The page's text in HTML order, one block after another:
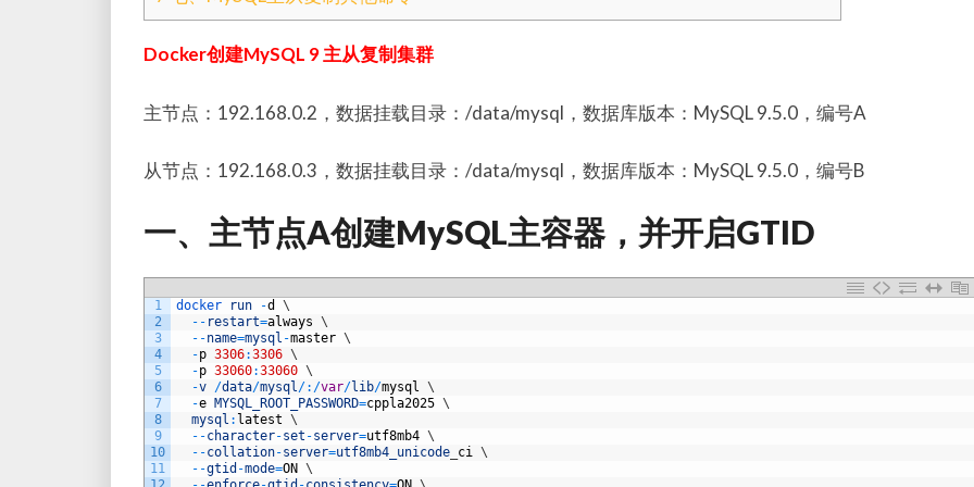
Docker创建MySQL 9 主从复制集群
主节点：192.168.0.2，数据挂载目录：/data/mysql，数据库版本：MySQL 9.5.0，编号A
从节点：192.168.0.3，数据挂载目录：/data/mysql，数据库版本：MySQL 9.5.0，编号B
一、主节点A创建MySQL主容器，并开启GTID
1
2
3
4
5
6
7
8
9
10
11
docker run -d
\
-- restart=always \
--name=mysql -master \
-p 3306:3306 \
-p 33060:33060 \
-v /data/mysql/: /var/lib/mysql \
-e MYSQL_ROOT_PASSWORD=cppla2025 \
mysql : latest \
--character-set -server=utf8mb4 \
--collation-server=utf8mb4_unicode ci \
--gtid -mode=ON \